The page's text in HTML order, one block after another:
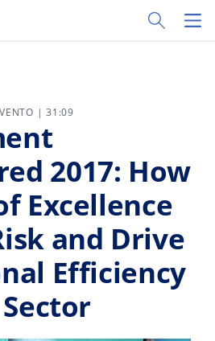
principale
Toggle
| 31:09
2017: How
Excellence
and Drive
Efficiency